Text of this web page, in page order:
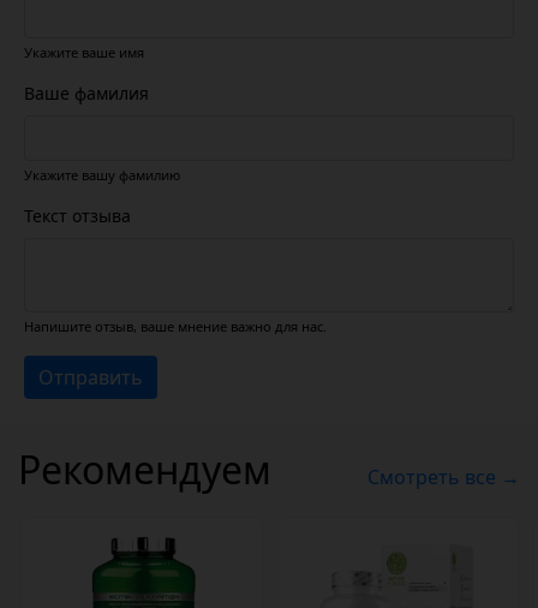
Укажите ваше имя
Ваше фамилия
Укажите вашу фамилию
Текст отзыва
Напишите отзыв, ваше мнение важно для нас.
Отправить
Рекомендуем Смотреть все →